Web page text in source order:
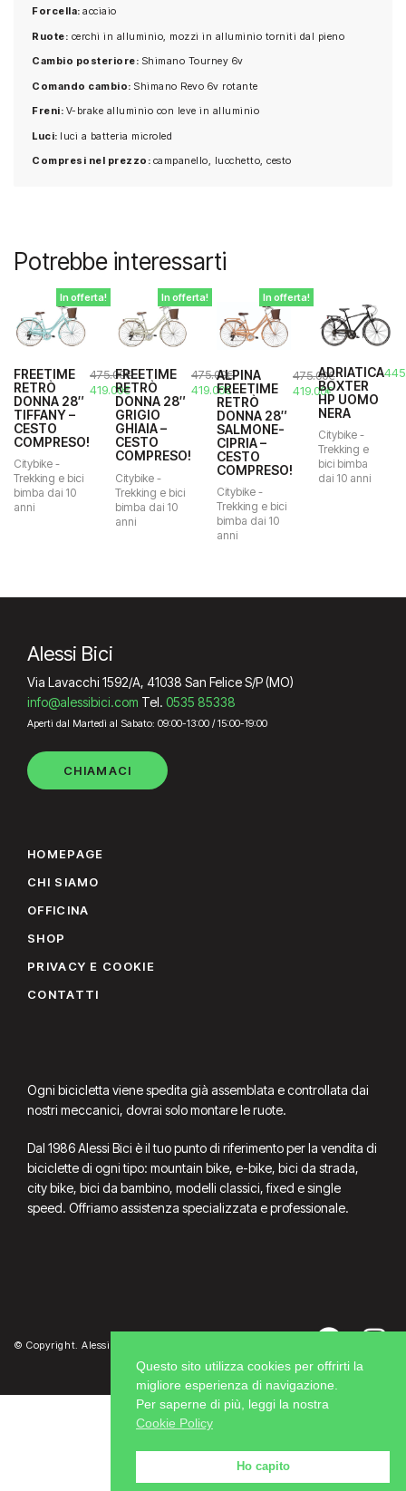
Forcella: acciaio
Ruote: cerchi in alluminio, mozzi in alluminio torniti dal pieno
Cambio posteriore: Shimano Tourney 6v
Comando cambio: Shimano Revo 6v rotante
Freni: V-brake alluminio con leve in alluminio
Luci: luci a batteria microled
Compresi nel prezzo: campanello, lucchetto, cesto
Potrebbe interessarti
In offerta!
FREETIME
RETRÒ
DONNA 28″
TIFFANY –
CESTO
COMPRESO!
Citybike -
Trekking e bici
bimba dai 10
anni
475.00€
Il
prezzo
originale
475.00€.
419.00€Il
prezzo
attuale
è:
419.00€.
In offerta!
FREETIME
RETRÒ
DONNA 28″
GRIGIO
GHIAIA –
CESTO
COMPRESO!
Citybike -
Trekking e bici
bimba dai 10
anni
475.00€
Il
prezzo
originale
475.00€.
419.00€Il
prezzo
attuale
è:
419.00€.
In offerta!
ALPINA
FREETIME
RETRÒ
DONNA 28″
SALMONE-
CIPRIA –
CESTO
COMPRESO!
Citybike -
Trekking e bici
bimba dai 10
anni
475.00€
Il
prezzo
originale
475.00€.
419.00€Il
prezzo
attuale
è:
419.00€.
ADRIATICA
BOXTER
HP UOMO
NERA
Citybike -
Trekking e
bici bimba
dai 10 anni
Alessi Bici
Via Lavacchi 1592/A, 41038 San Felice S/P (MO)
info@alessibici.com Tel. 0535 85338
Aperti dal Martedì al Sabato: 09:00-13:00 / 15:00-19:00
CHIAMACI
HOMEPAGE
CHI SIAMO
OFFICINA
SHOP
PRIVACY E COOKIE
CONTATTI
Ogni bicicletta viene spedita già assemblata e controllata dai
nostri meccanici, dovrai solo montare le ruote.
Dal 1986 Alessi Bici è il tuo punto di riferimento per la vendita di
biciclette di ogni tipo: mountain bike, e-bike, bici da strada,
city bike, bici da bambino, modelli classici, fixed e single
speed. Offriamo assistenza specializzata e professionale.
© Copyright. Alessi Bici P.Iva 02391470362
Questo sito utilizza cookies per offrirti la
migliore esperienza di navigazione.
Per saperne di più, leggi la nostra
Cookie Policy
Ho capito